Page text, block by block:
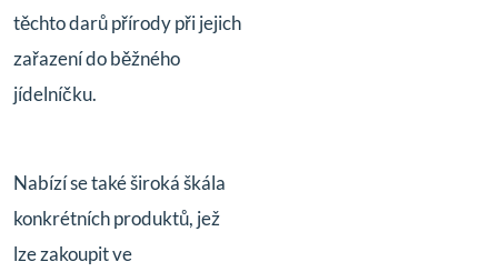
těchto darů přírody při jejich
zařazení do běžného
jídelníčku.
Nabízí se také široká škála
konkrétních produktů, jež
lze zakoupit ve